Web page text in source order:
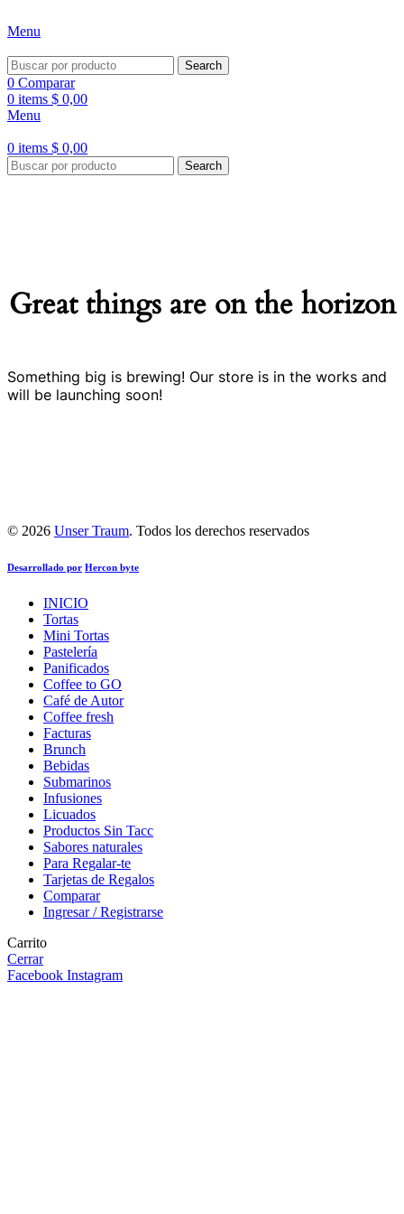
Menu
Search
0 Comparar
0 items $ 0,00
Menu
0 items $ 0,00
Search
Great things are on the horizon
Something big is brewing! Our store is in the works and
will be launching soon!
© 2026 Unser Traum. Todos los derechos reservados
Desarrollado por Hercon byte
INICIO
Tortas
Mini Tortas
Pastelería
Panificados
Coffee to GO
Café de Autor
Coffee fresh
Facturas
Brunch
Bebidas
Submarinos
Infusiones
Licuados
Productos Sin Tacc
Sabores naturales
Para Regalar-te
Tarjetas de Regalos
Comparar
Ingresar / Registrarse
Carrito
Cerrar
Facebook Instagram